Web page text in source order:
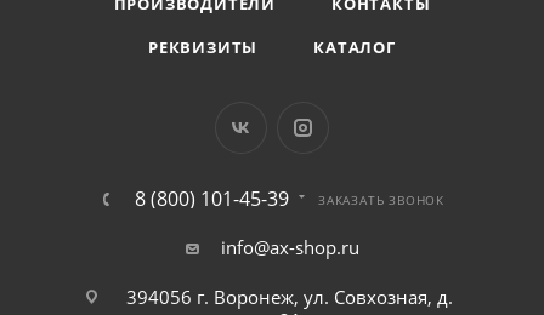
РЕКВИЗИТЫ
КАТАЛОГ
8 (800) 101-45-39 ЗАКАЗАТЬ ЗВОНОК
info@ax-shop.ru
394056 г. Воронеж, ул. Совхозная, д.